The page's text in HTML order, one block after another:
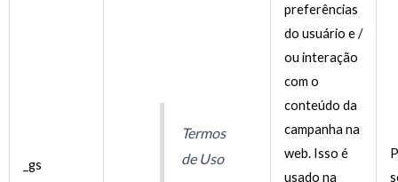
_gs
Termos
de Uso
preferências
do usuário e /
ou interação
com o
conteúdo da
campanha na
web. Isso é
usado na